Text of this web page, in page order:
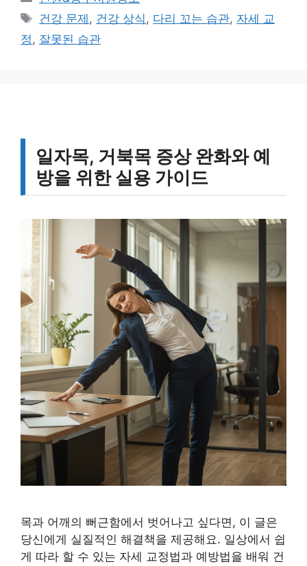
테
리
태
그
건강 문제 , 건강 상식, 다리 꼬는 습관, 자세 교
정, 잘못된 습관
일자목, 거북목 증상 완화와 예
방을 위한 실용 가이드
목과 어깨의 뻐근함에서 벗어나고 싶다면, 이 글은
당신에게 실질적인 해결책을 제공해요. 일상에서 쉽
게 따라 할 수 있는 자세 교정법과 예방법을 배워 건